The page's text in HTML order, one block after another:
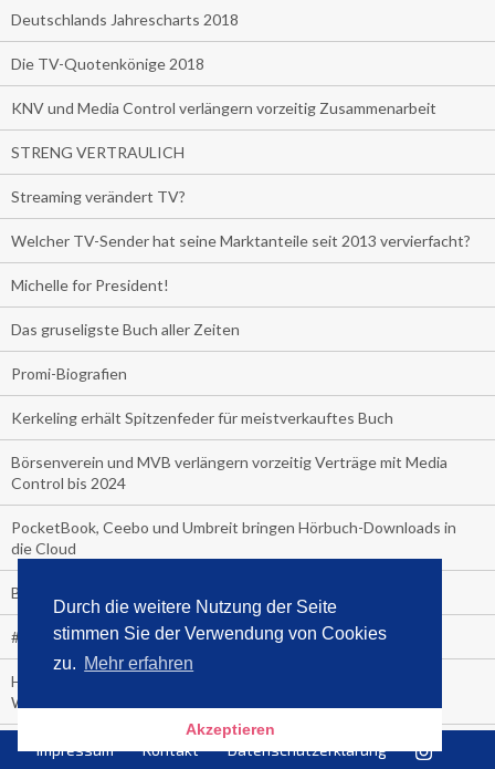
Durch die weitere Nutzung der Seite
stimmen Sie der Verwendung von Cookies
zu. Mehr erfahren
Akzeptieren
Deutschlands Jahrescharts 2018
Die TV-Quotenkönige 2018
KNV und Media Control verlängern vorzeitig Zusammenarbeit
STRENG VERTRAULICH
Streaming verändert TV?
Welcher TV-Sender hat seine Marktanteile seit 2013 vervierfacht?
Michelle for President!
Das gruseligste Buch aller Zeiten
Promi-Biografien
Kerkeling erhält Spitzenfeder für meistverkauftes Buch
Börsenverein und MVB verlängern vorzeitig Verträge mit Media
Control bis 2024
PocketBook, Ceebo und Umbreit bringen Hörbuch-Downloads in
die Cloud
Bella Bella
#1-Bestseller: "Das ist Alpha!" von Kollegah
Hammer! "Fear: Trump in the White House" (auf Englisch) von
Watergate-Urgestein
Impressum Kontakt Datenschutzerklärung